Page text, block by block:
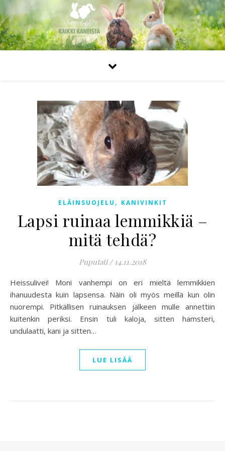
ELÄINSUOJELU , KANIVINKIT
Lapsi ruinaa lemmikkiä –
mitä tehdä?
Puputati / 14.11.2018
Heissulivei! Moni vanhempi on eri mieltä lemmikkien
ihanuudesta kuin lapsensa. Näin oli myös meillä kun olin
nuorempi. Pitkällisen ruinauksen jälkeen mulle annettiin
kuitenkin periksi. Ensin tuli kaloja, sitten hamsteri,
undulaatti, kani ja sitten…
LUE LISÄÄ